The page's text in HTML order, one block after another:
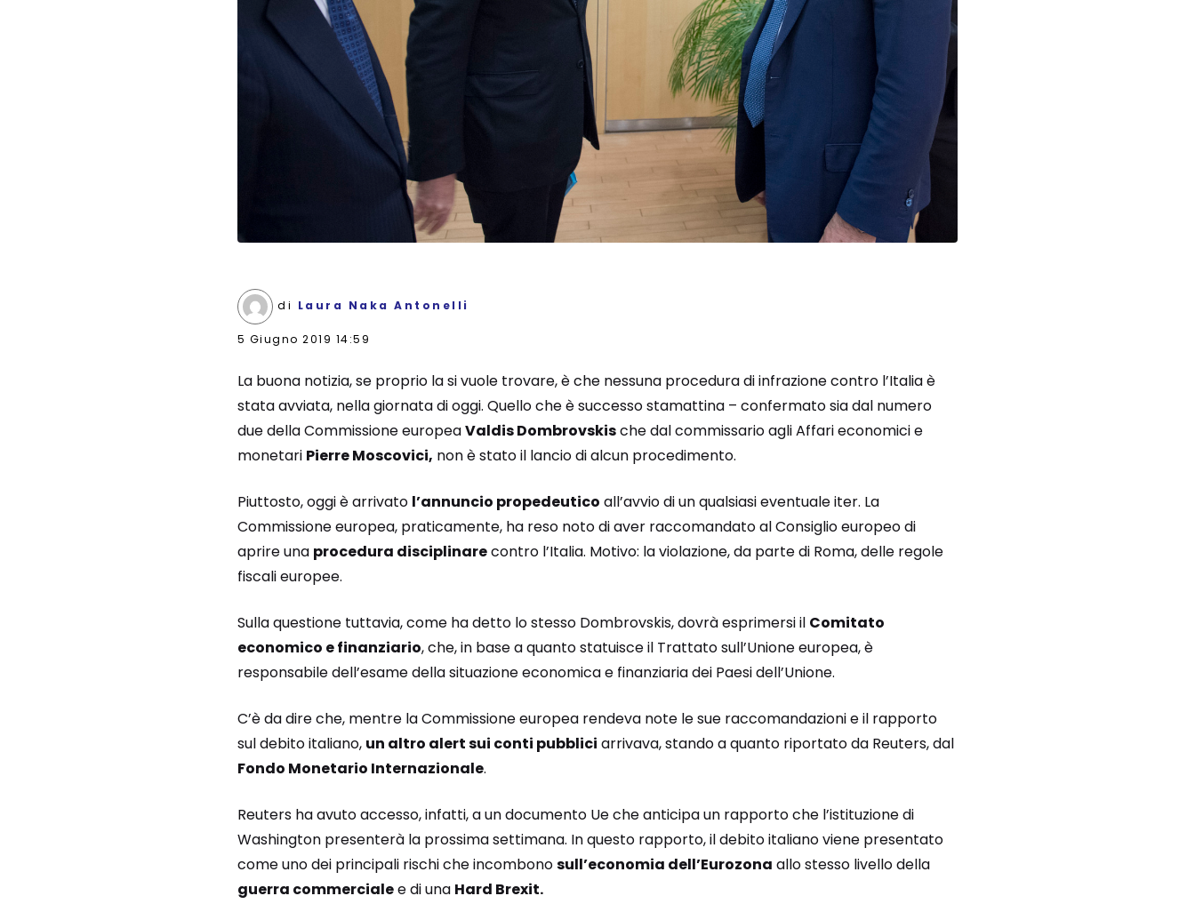
di Laura Naka Antonelli
5 Giugno 2019 14:59
La buona notizia, se proprio la si vuole trovare, è che nessuna procedura di infrazione contro l’Italia è
stata avviata, nella giornata di oggi. Quello che è successo stamattina – confermato sia dal numero
due della Commissione europeaValdis Dombrovskische dal commissario agli Affari economici e
monetari Pierre Moscovici, non è stato il lancio di alcun procedimento.
Piuttosto, oggi è arrivato l’annuncio propedeutico all’avvio di un qualsiasi eventuale iter. La
Commissione europea, praticamente, ha reso noto di aver raccomandato al Consiglio europeo di
aprire una procedura disciplinarecontro l’Italia. Motivo: la violazione, da parte di Roma, delle regole
fiscali europee.
Sulla questione tuttavia, come ha detto lo stesso Dombrovskis, dovrà esprimersi il Comitato
economico e finanziario, che, in base a quanto statuisce il Trattato sull’Unione europea, è
responsabile dell’esame della situazione economica e finanziaria dei Paesi dell’Unione.
C’è da dire che, mentre la Commissione europea rendeva note le sue raccomandazioni e il rapporto
sul debito italiano, un altro alert sui conti pubblici arrivava, stando a quanto riportato da Reuters, dal
Fondo Monetario Internazionale.
Reuters ha avuto accesso, infatti, a un documento Ue che anticipa un rapporto che l’istituzione di
Washington presenterà la prossima settimana. In questo rapporto, il debito italiano viene presentato
come uno dei principali rischi che incombonosull’economia dell’Eurozona allo stesso livello della
guerra commercialee di una Hard Brexit.